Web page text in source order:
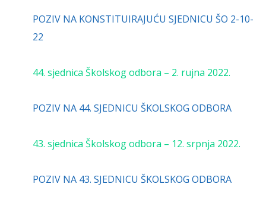
POZIV NA KONSTITUIRAJUĆU SJEDNICU ŠO 2-10-
22
44. sjednica Školskog odbora – 2. rujna 2022.
POZIV NA 44. SJEDNICU ŠKOLSKOG ODBORA
43. sjednica Školskog odbora – 12. srpnja 2022.
POZIV NA 43. SJEDNICU ŠKOLSKOG ODBORA